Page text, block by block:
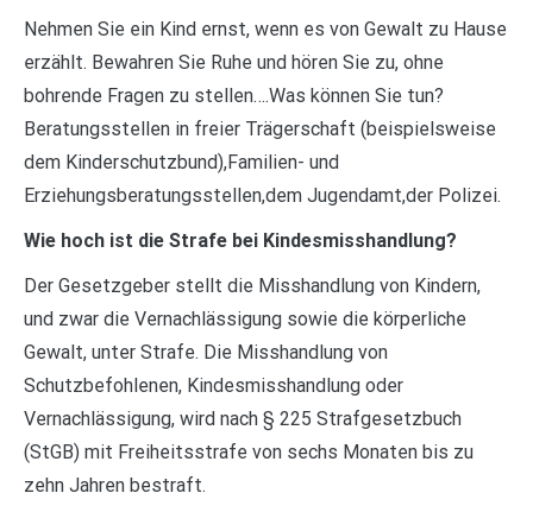
Nehmen Sie ein Kind ernst, wenn es von Gewalt zu Hause
erzählt. Bewahren Sie Ruhe und hören Sie zu, ohne
bohrende Fragen zu stellen….Was können Sie tun?
Beratungsstellen in freier Trägerschaft (beispielsweise
dem Kinderschutzbund),Familien- und
Erziehungsberatungsstellen,dem Jugendamt,der Polizei.
Wie hoch ist die Strafe bei Kindesmisshandlung?
Der Gesetzgeber stellt die Misshandlung von Kindern,
und zwar die Vernachlässigung sowie die körperliche
Gewalt, unter Strafe. Die Misshandlung von
Schutzbefohlenen, Kindesmisshandlung oder
Vernachlässigung, wird nach § 225 Strafgesetzbuch
(StGB) mit Freiheitsstrafe von sechs Monaten bis zu
zehn Jahren bestraft.